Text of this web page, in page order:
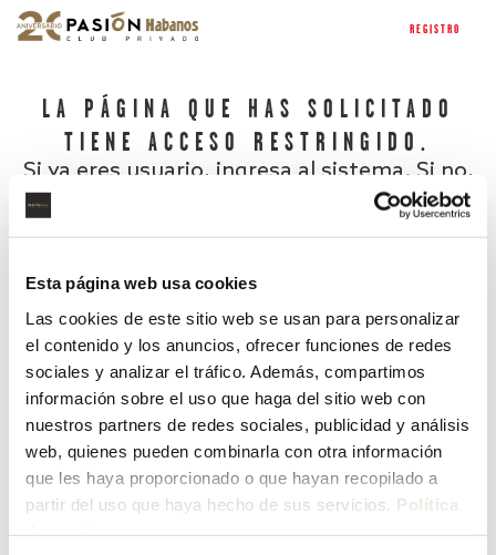
Esta página web usa cookies
Las cookies de este sitio web se usan para personalizar
el contenido y los anuncios, ofrecer funciones de redes
sociales y analizar el tráfico. Además, compartimos
información sobre el uso que haga del sitio web con
nuestros partners de redes sociales, publicidad y análisis
web, quienes pueden combinarla con otra información
que les haya proporcionado o que hayan recopilado a
partir del uso que haya hecho de sus servicios. Política
REGISTRO
LA PÁGINA QUE HAS SOLICITADO
TIENE ACCESO RESTRINGIDO.
Si ya eres usuario, ingresa al sistema. Si no,
¿Has olvidado tu contraseña?